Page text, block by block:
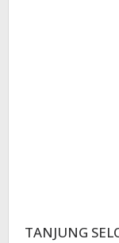
TANJUNG